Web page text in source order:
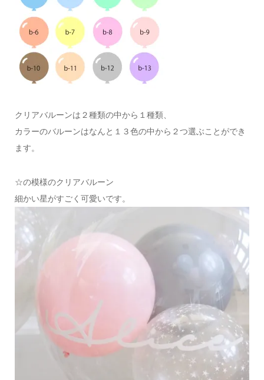
クリアバルーンは２種類の中から１種類、
カラーのバルーンはなんと１３色の中から２つ選ぶことができ
ます。
☆の模様のクリアバルーン
細かい星がすごく可愛いです。